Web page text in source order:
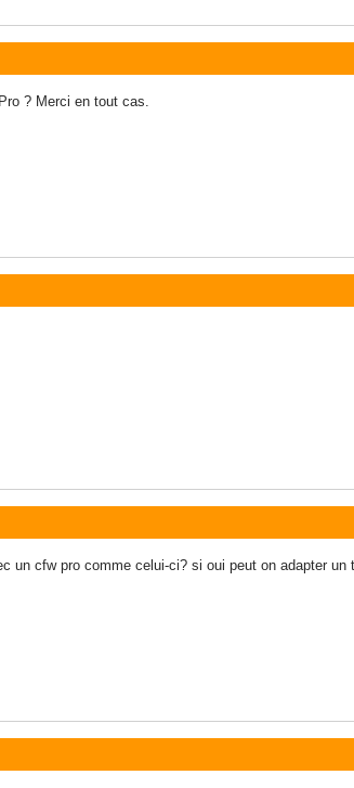
? Merci en tout cas.
un cfw pro comme celui-ci? si oui peut on adapter